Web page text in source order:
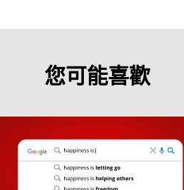
您可能喜歡